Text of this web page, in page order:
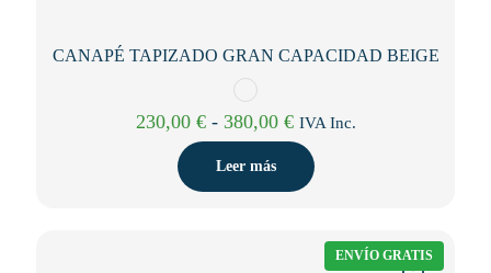
CANAPÉ TAPIZADO GRAN CAPACIDAD BEIGE
230,00 € - 380,00 €Rango
de
precios:
desde
380,00 €
IVA Inc.
Leer más
ENVÍO GRATIS